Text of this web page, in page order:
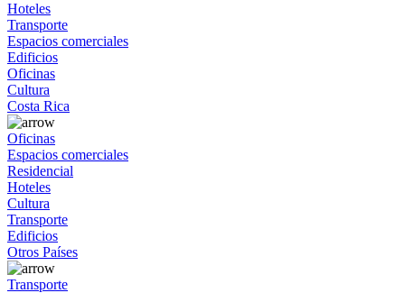
Hoteles
Transporte
Espacios comerciales
Edificios
Oficinas
Cultura
Costa Rica
Oficinas
Espacios comerciales
Residencial
Hoteles
Cultura
Transporte
Edificios
Otros Países
Transporte